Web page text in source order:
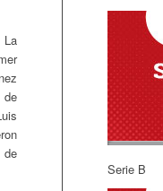
La
de
de
Serie B